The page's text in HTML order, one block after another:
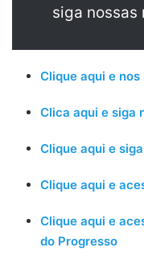
siga nossas
Clique aqui e nos
Clica aqui e siga
Clique aqui e
Clique aqui e
Clique aqui e
do Progresso